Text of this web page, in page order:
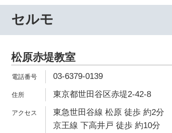
セルモ
松原赤堤教室
03-6379-0139
東京都世田谷区赤堤2-42-8
東急世田谷線 松原 徒歩 約2分
京王線 下高井戸 徒歩 約10分